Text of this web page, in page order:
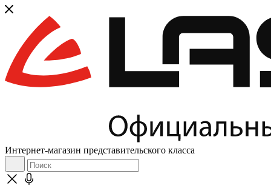
Интернет-магазин представительского класса